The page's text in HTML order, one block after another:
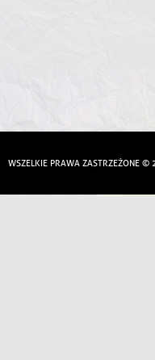
WSZELKIE PRAWA ZASTRZEŻONE